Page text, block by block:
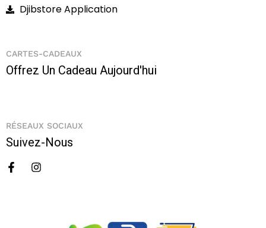
Djibstore Application
CARTES-CADEAUX
Offrez Un Cadeau Aujourd'hui
RÉSEAUX SOCIAUX
Suivez-Nous